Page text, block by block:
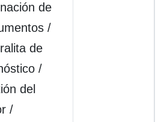
de
/
de
/
del
/